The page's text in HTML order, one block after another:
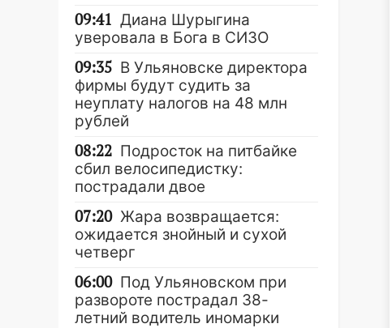
09:41 Диана Шурыгина
уверовала в Бога в СИЗО
09:35 В Ульяновске директора
фирмы будут судить за
неуплату налогов на 48 млн
рублей
08:22 Подросток на питбайке
сбил велосипедистку:
пострадали двое
07:20 Жара возвращается:
ожидается знойный и сухой
четверг
06:00 Под Ульяновском при
развороте пострадал 38-
летний водитель иномарки